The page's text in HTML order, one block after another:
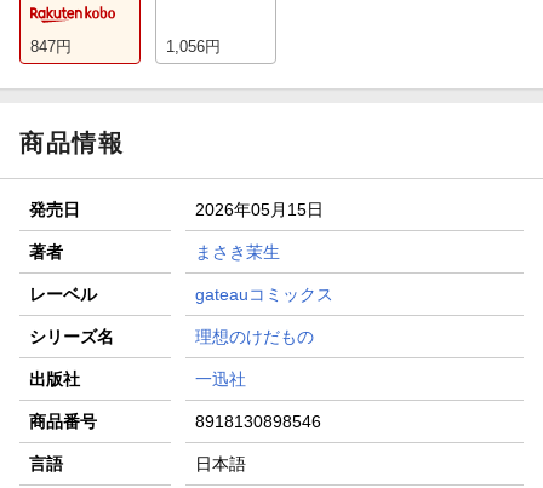
847円 1,056円
商品情報
発売日 2026年05月15日
著者 まさき茉生
レーベル gateauコミックス
シリーズ名 理想のけだもの
出版社 一迅社
商品番号 8918130898546
言語 日本語